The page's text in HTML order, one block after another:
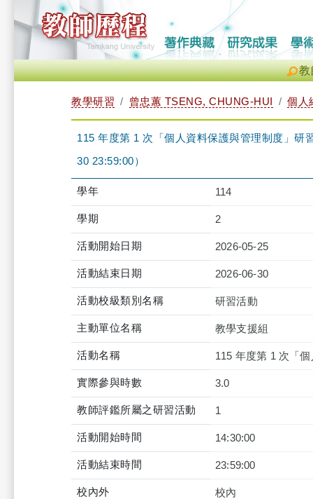
教
教學研習 曾忠蕙 TSENG, CHUNG-HUI 個人
115 年度第 1 次「個人資料保護與管理制度」
30 23:59:00）
學年 114
學期 2
活動開始日期 2026-05-25
活動結束日期 2026-06-30
活動校級類別名稱 研習活動
主動單位名稱 教學支援組
活動名稱 115 年度第 1 次「
實際參與時數 3.0
教師評鑑所屬之研習活動 1
活動開始時間 14:30:00
活動結束時間 23:59:00
校內外 校內